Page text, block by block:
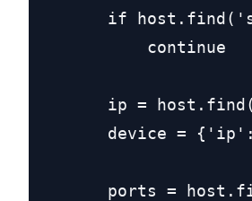
if
            continue
ip =
device =
ports =